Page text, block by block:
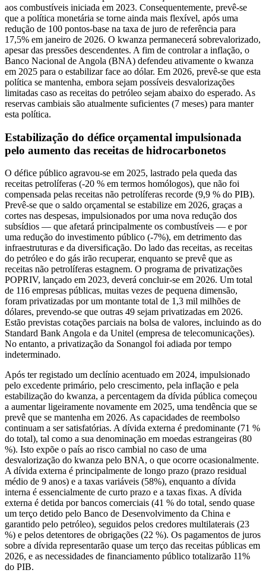
aos combustíveis iniciada em 2023. Consequentemente, prevê-se
que a política monetária se torne ainda mais flexível, após uma
redução de 100 pontos-base na taxa de juro de referência para
17,5% em janeiro de 2026. O kwanza permanecerá sobrevalorizado,
apesar das pressões descendentes. A fim de controlar a inflação, o
Banco Nacional de Angola (BNA) defendeu ativamente o kwanza
em 2025 para o estabilizar face ao dólar. Em 2026, prevê-se que esta
política se mantenha, embora sejam possíveis desvalorizações
limitadas caso as receitas do petróleo sejam abaixo do esperado. As
reservas cambiais são atualmente suficientes (7 meses) para manter
esta política.
Estabilização do défice orçamental impulsionada
pelo aumento das receitas de hidrocarbonetos
O défice público agravou-se em 2025, lastrado pela queda das
receitas petrolíferas (-20 % em termos homólogos), que não foi
compensada pelas receitas não petrolíferas recorde (9,9 % do PIB).
Prevê-se que o saldo orçamental se estabilize em 2026, graças a
cortes nas despesas, impulsionados por uma nova redução dos
subsídios — que afetará principalmente os combustíveis — e por
uma redução do investimento público (-7%), em detrimento das
infraestruturas e da diversificação. Do lado das receitas, as receitas
do petróleo e do gás irão recuperar, enquanto se prevê que as
receitas não petrolíferas estagnem. O programa de privatizações
POPRIV, lançado em 2023, deverá concluir-se em 2026. Um total
de 116 empresas públicas, muitas vezes de pequena dimensão,
foram privatizadas por um montante total de 1,3 mil milhões de
dólares, prevendo-se que outras 49 sejam privatizadas em 2026.
Estão previstas cotações parciais na bolsa de valores, incluindo as do
Standard Bank Angola e da Unitel (empresa de telecomunicações).
No entanto, a privatização da Sonangol foi adiada por tempo
indeterminado.
Após ter registado um declínio acentuado em 2024, impulsionado
pelo excedente primário, pelo crescimento, pela inflação e pela
estabilização do kwanza, a percentagem da dívida pública começou
a aumentar ligeiramente novamente em 2025, uma tendência que se
prevê que se mantenha em 2026. As capacidades de reembolso
continuam a ser satisfatórias. A dívida externa é predominante (71 %
do total), tal como a sua denominação em moedas estrangeiras (80
%). Isto expõe o país ao risco cambial no caso de uma
desvalorização do kwanza pelo BNA, o que ocorre ocasionalmente.
A dívida externa é principalmente de longo prazo (prazo residual
médio de 9 anos) e a taxas variáveis (58%), enquanto a dívida
interna é essencialmente de curto prazo e a taxas fixas. A dívida
externa é detida por bancos comerciais (41 % do total, sendo quase
um terço detido pelo Banco de Desenvolvimento da China e
garantido pelo petróleo), seguidos pelos credores multilaterais (23
%) e pelos detentores de obrigações (22 %). Os pagamentos de juros
sobre a dívida representarão quase um terço das receitas públicas em
2026, e as necessidades de financiamento público totalizarão 11%
do PIB.